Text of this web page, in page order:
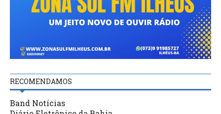
RECOMENDAMOS
Band Notícias